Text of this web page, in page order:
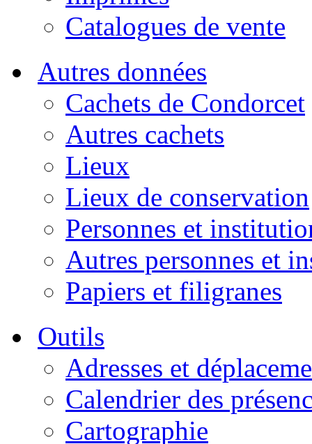
Catalogues de vente
Autres données
Cachets de Condorcet
Autres cachets
Lieux
Lieux de conservation
Personnes et
Autres personnes et
Papiers et filigranes
Outils
Adresses et
Calendrier des
Cartographie